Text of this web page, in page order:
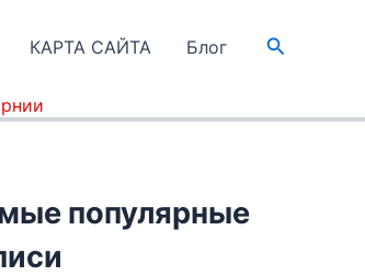
КАРТА САЙТА Блог Поиск
популярные